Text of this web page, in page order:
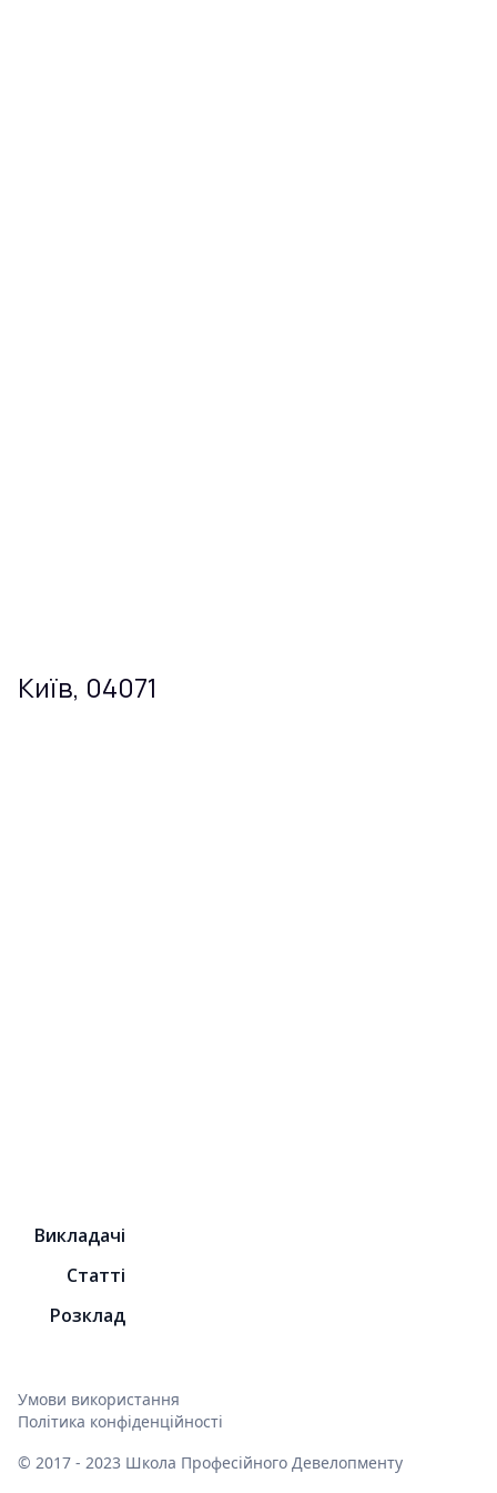
Київ, 04071
Викладачі
Статті
Розклад
© 2017 - 2023 Школа Професійного Девелопменту
Умови використання
Політика конфіденційності